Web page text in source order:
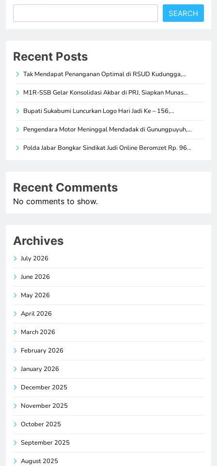
SEARCH
Recent Posts
Tak Mendapat Penanganan Optimal di RSUD Kudungga,…
M1R-SSB Gelar Konsolidasi Akbar di PRJ, Siapkan Munas…
Bupati Sukabumi Luncurkan Logo Hari Jadi Ke – 156,…
Pengendara Motor Meninggal Mendadak di Gunungpuyuh,…
Polda Jabar Bongkar Sindikat Judi Online Beromzet Rp. 96…
Recent Comments
No comments to show.
Archives
July 2026
June 2026
May 2026
April 2026
March 2026
February 2026
January 2026
December 2025
November 2025
October 2025
September 2025
August 2025